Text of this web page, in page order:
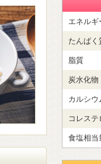
エネルギ
たんぱく
脂質
炭水化物
カルシウ
コレステ
食塩相当